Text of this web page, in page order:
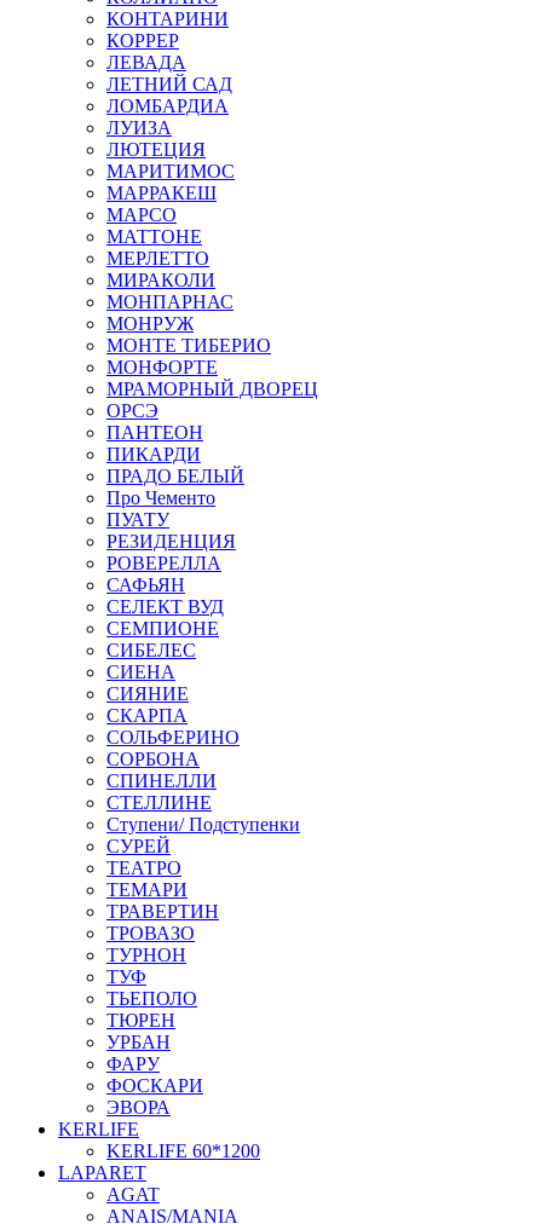
КОНТАРИНИ
КОРРЕР
ЛЕВАДА
ЛЕТНИЙ САД
ЛОМБАРДИА
ЛУИЗА
ЛЮТЕЦИЯ
МАРИТИМОС
МАРРАКЕШ
МАРСО
МАТТОНЕ
МЕРЛЕТТО
МИРАКОЛИ
МОНПАРНАС
МОНРУЖ
МОНТЕ ТИБЕРИО
МОНФОРТЕ
МРАМОРНЫЙ ДВОРЕЦ
ОРСЭ
ПАНТЕОН
ПИКАРДИ
ПРАДО БЕЛЫЙ
Про Чементо
ПУАТУ
РЕЗИДЕНЦИЯ
РОВЕРЕЛЛА
САФЬЯН
СЕЛЕКТ ВУД
СЕМПИОНЕ
СИБЕЛЕС
СИЕНА
СИЯНИЕ
СКАРПА
СОЛЬФЕРИНО
СОРБОНА
СПИНЕЛЛИ
СТЕЛЛИНЕ
Ступени/ Подступенки
СУРЕЙ
ТЕАТРО
ТЕМАРИ
ТРАВЕРТИН
ТРОВАЗО
ТУРНОН
ТУФ
ТЬЕПОЛО
ТЮРЕН
УРБАН
ФАРУ
ФОСКАРИ
ЭВОРА
KERLIFE
KERLIFE 60*1200
LAPARET
AGAT
ANAIS/MANIA